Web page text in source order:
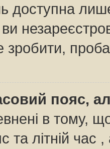
доступна
зробити,
пояс,
в тому,
та літній час